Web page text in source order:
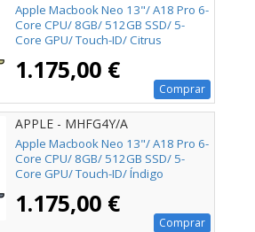
Apple Macbook Neo 13"/ A18 Pro 6-
Core CPU/ 8GB/ 512GB SSD/ 5-
Core GPU/ Touch-ID/ Citrus
1.175,00 €
Comprar
APPLE - MHFG4Y/A
Apple Macbook Neo 13"/ A18 Pro 6-
Core CPU/ 8GB/ 512GB SSD/ 5-
Core GPU/ Touch-ID/ Índigo
1.175,00 €
Comprar